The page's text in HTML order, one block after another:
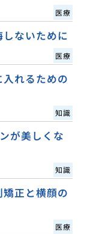
医療
ないために
医療
れるための
知識
が美しくな
知識
正と横顔の
医療